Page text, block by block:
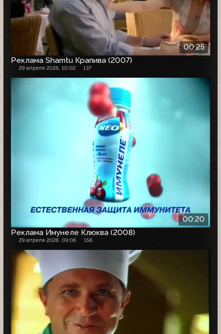
00:25
Реклама Shamtu Крапива (2007)
29 апреля 2026, 10:02 137
00:20
Реклама Имунеле Клюква (2008)
29 апреля 2026, 09:06 158